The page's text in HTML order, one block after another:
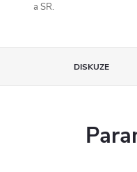
a SR.
DISKUZE